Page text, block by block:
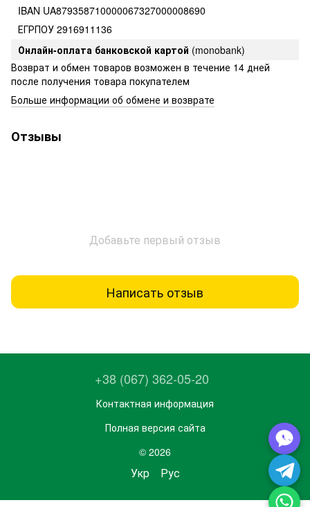
IBAN UA879358710000067327000008690
ЕГРПОУ 2916911136
Онлайн-оплата банковской картой (monobank)
Возврат и обмен товаров возможен в течение 14 дней
после получения товара покупателем
Больше информации об обмене и возврате
Отзывы
Добавьте первый отзыв
Написать отзыв
+38 (067) 362-05-20
Контактная информация
Полная версия сайта
© 2026
Укр Рус